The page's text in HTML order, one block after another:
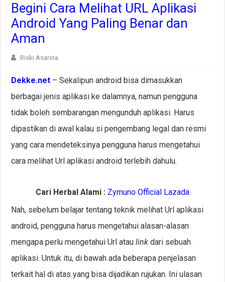
Begini Cara Melihat URL Aplikasi
Android Yang Paling Benar dan
Aman
Riski Asarina
Dekke.net – Sekalipun android bisa dimasukkan
berbagai jenis aplikasi ke dalamnya, namun pengguna
tidak boleh sembarangan mengunduh aplikasi. Harus
dipastikan di awal kalau si pengembang legal dan resmi
yang cara mendeteksinya pengguna harus mengetahui
cara melihat Url aplikasi android terlebih dahulu.
Cari Herbal Alami : Zymuno Official Lazada
Nah, sebelum belajar tentang teknik melihat Url aplikasi
android, pengguna harus mengetahui alasan-alasan
mengapa perlu mengetahui Url ataulink dari sebuah
aplikasi. Untuk itu, di bawah ada beberapa penjelasan
terkait hal di atas yang bisa dijadikan rujukan. Ini ulasan